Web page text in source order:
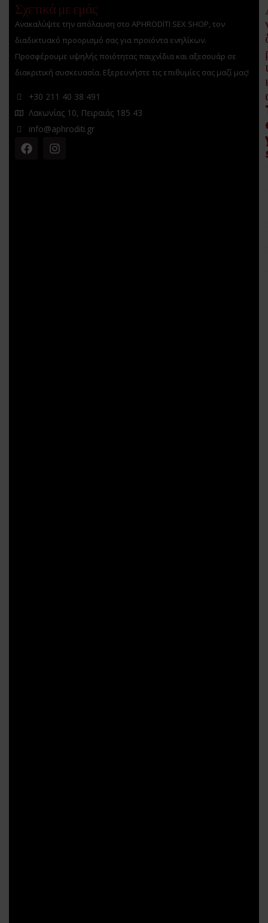
Σχετικά με εμάς
Ανακαλύψτε την απόλαυση στο APHRODITI SEX SHOP, τον
διαδικτυακό προορισμό σας για προϊόντα ενηλίκων.
Προσφέρουμε υψηλής ποιότητας παιχνίδια και αξεσουάρ σε
διακριτική συσκευασία. Εξερευνήστε τις επιθυμίες σας μαζί μας!
+30 211 40 38 491
Λακωνίας 10, Πειραιάς 185 43
info@aphroditi.gr
ι